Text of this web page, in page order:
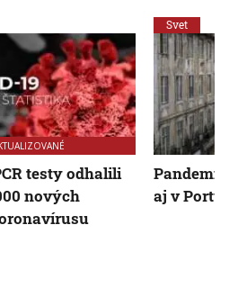
testy odhalili
nových
Svet
aj v